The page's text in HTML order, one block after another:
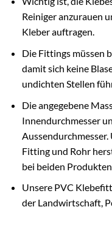
Reiniger anzurauen
Kleber auftragen.
Die Fittings müssen
damit sich keine
undichten Stellen
Die angegebene
Innendurchmesser
Fitting und Rohr
bei beiden
Unsere PVC
der Landwirtschaft,